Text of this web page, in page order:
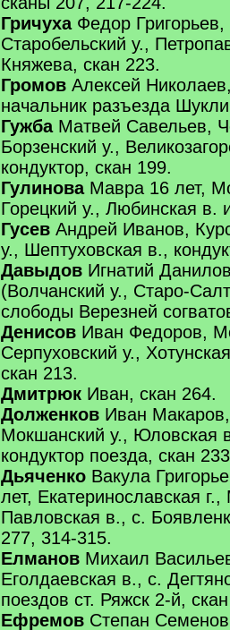
ГричухаФедор Григорьев,
Старобельский у.,
Княжева, скан 223.
Громов Алексей
начальник разъезда
ГужбаМатвей Савельев,
Борзенский у.,
кондуктор, скан 199.
ГулиноваМавра 16 лет,
Горецкий у., Любинская в.
Гусев Андрей Иванов,
у., Шептуховская в.,
Давыдов Игнатий
(Волчанский у., Старо-
слободы Верезней
Денисов Иван Федоров,
Серпуховский у.,
скан 213.
Дмитрюк Иван, скан 264.
Долженков Иван
Мокшанский у., Юловская
кондуктор поезда, скан
Дьяченко Вакула
лет, Екатеринославская
Павловская в., с.
277, 314-315.
Елманов Михаил
Еголдаевская в., с.
поездов ст. Ряжск 2-й,
Ефремов Степан